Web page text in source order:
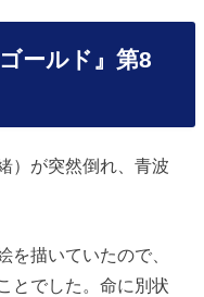
ールド』第8
）が突然倒れ、青波
を描いていたので、
とでした。命に別状